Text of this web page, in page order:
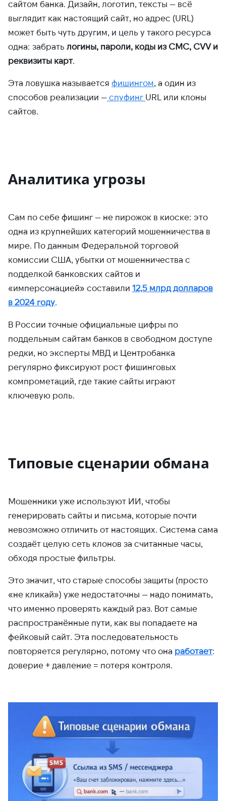
сайтом банка. Дизайн, логотип, тексты — всё
выглядит как настоящий сайт, но адрес (URL)
может быть чуть другим, и цель у такого ресурса
одна: забрать логины, пароли, коды из СМС, CVV и
реквизиты карт.
Эта ловушка называется фишингом, а один из
способов реализации — спуфинг URL или клоны
сайтов.
Аналитика угрозы
Сам по себе фишинг — не пирожок в киоске: это
одна из крупнейших категорий мошенничества в
мире. По данным Федеральной торговой
комиссии США, убытки от мошенничества с
подделкой банковских сайтов и
«имперсонацией» составили 12,5 млрд долларов
в 2024 году.
В России точные официальные цифры по
поддельным сайтам банков в свободном доступе
редки, но эксперты МВД и Центробанка
регулярно фиксируют рост фишинговых
компрометаций, где такие сайты играют
ключевую роль.
Типовые сценарии обмана
Мошенники уже используют ИИ, чтобы
генерировать сайты и письма, которые почти
невозможно отличить от настоящих. Система сама
создаёт целую сеть клонов за считанные часы,
обходя простые фильтры.
Это значит, что старые способы защиты (просто
«не кликай») уже недостаточны — надо понимать,
что именно проверять каждый раз. Вот самые
распространённые пути, как вы попадаете на
фейковый сайт. Эта последовательность
повторяется регулярно, потому что она работает:
доверие + давление = потеря контроля.